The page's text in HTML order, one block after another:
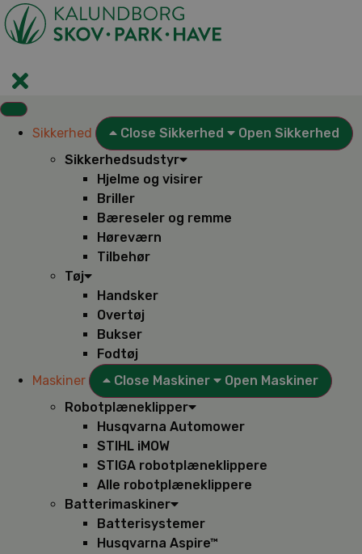
Videre
til
indhold
Sikkerhed Close Sikkerhed
Open Sikkerhed
Sikkerhedsudstyr
Hjelme og visirer
Briller
Bæreseler og remme
Høreværn
Tilbehør
Tøj
Handsker
Overtøj
Bukser
Fodtøj
Maskiner
Close Maskiner
Open Maskiner
Robotplæneklipper
Husqvarna Automower
STIHL iMOW
STIGA robotplæneklippere
Alle robotplæneklippere
Batterimaskiner
Batterisystemer
Husqvarna Aspire™